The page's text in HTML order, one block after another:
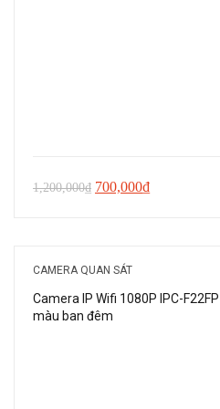
1,200,000₫ Giá
1,200,000₫.
700,000₫Giá
700,000₫.
CAMERA QUAN SÁT
Camera IP Wifi 1080P IPC-
màu ban đêm